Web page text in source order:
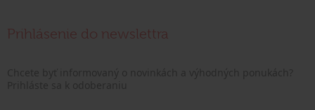
Prihlásenie do newslettra